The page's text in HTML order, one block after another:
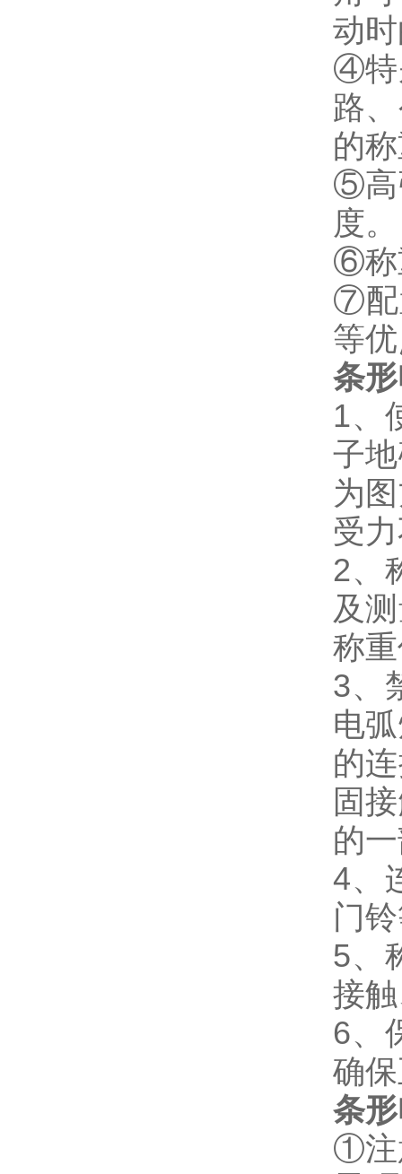
动
④特
路
的
⑤高
度。
⑥称
⑦配
等
条
1、
子
为
受
2、
及
称
3、
电
的
固
的
4、
门
5、
接
6、
确
条
①注